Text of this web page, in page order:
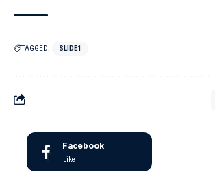
TAGGED: SLIDE1
Facebook
Like